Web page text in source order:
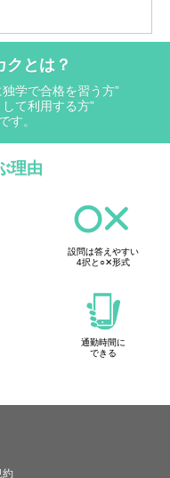
クとは？
学で合格を習う方”
て利用する方”
す。
理由
設問は答えやすい
4択と○✕形式
通勤時間に
できる
約